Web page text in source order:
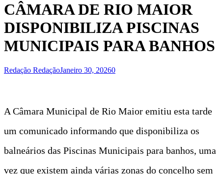
CÂMARA DE RIO MAIOR
DISPONIBILIZA PISCINAS
MUNICIPAIS PARA BANHOS
Redação RedaçãoJaneiro 30, 20260
A Câmara Municipal de Rio Maior emitiu esta tarde
um comunicado informando que disponibiliza os
balneários das Piscinas Municipais para banhos, uma
vez que existem ainda várias zonas do concelho sem